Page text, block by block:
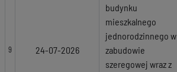
9 24-07-2026
budynku
mieszkalnego
jednorodzinnego w
zabudowie
szeregowej wraz z